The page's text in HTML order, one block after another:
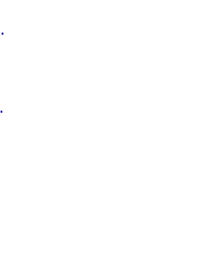
网络指南
坑指南